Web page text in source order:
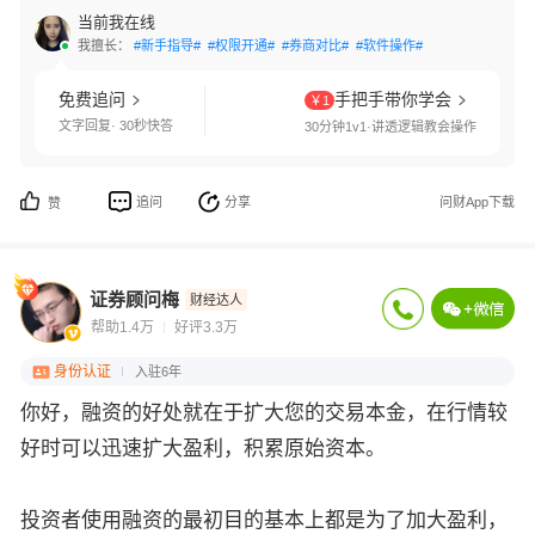
当前我在线
我擅长： #新手指导# #权限开通# #券商对比# #软件操作#
免费追问
文字回复· 30秒快答
￥1 手把手带你学会
30分钟1v1·讲透逻辑教会操作
赞 追问 分享 问财App下载
证券顾问梅 财经达人
帮助1.4万 好评3.3万
身份认证 入驻6年
你好，融资的好处就在于扩大您的交易本金，在行情较
好时可以迅速扩大盈利，积累原始资本。
投资者使用融资的最初目的基本上都是为了加大盈利，